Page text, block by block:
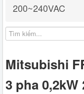
Giỏ hàng
Hướng dẫn
200~240VAC
Mitsubishi
3 pha 0,2kW